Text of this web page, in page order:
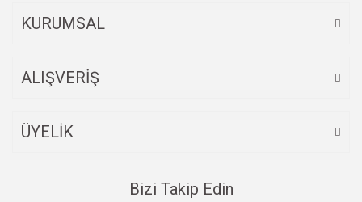
KURUMSAL
ALIŞVERİŞ
ÜYELİK
Bizi Takip Edin